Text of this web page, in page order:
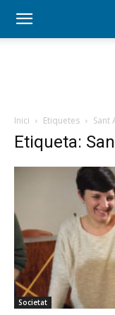
Inici Etiquetes Sant
Etiqueta:
Societat